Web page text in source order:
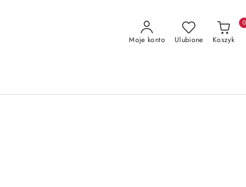
Moje konto Ulubione Koszyk
0